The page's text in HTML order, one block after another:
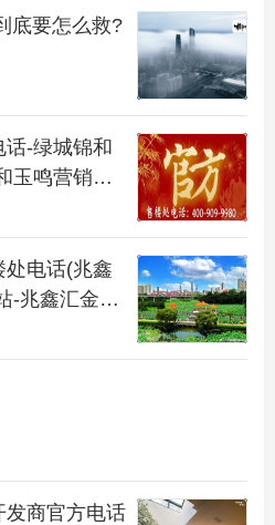
，近期，同为二线城市中的
限购政策。
“怕”什么？
策做出调整，非苏州本地户
证明可直接购买首套房。
需要出示社保证明或个税证
底要怎么救?
-绿城锦和
玉鸣营销中
・最新报
售
处电话(兆鑫
-兆鑫汇金广
新价格-容积
楼处欢迎您
发商官方电话